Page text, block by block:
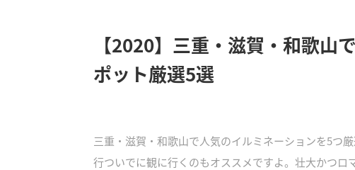
【2020】三重・滋賀・和歌山
ポット厳選5選
三重・滋賀・和歌山で人気のイルミネーションを5つ
行ついでに観に行くのもオススメですよ。壮大かつロ